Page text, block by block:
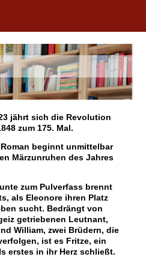
jährt sich die Revolution
zum 175. Mal.
beginnt unmittelbar
Märzunruhen des Jahres
zum Pulverfass brennt
als Eleonore ihren Platz
sucht. Bedrängt von
getriebenen Leutnant,
William, zwei Brüdern, die
ist es Fritze, ein
erstes in ihr Herz schließt.